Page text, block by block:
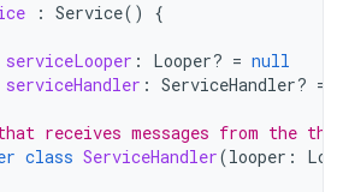
: Service() {
serviceLooper : Looper? = null
serviceHandler : ServiceHandler? =
receives messages from the
class ServiceHandler(looper :